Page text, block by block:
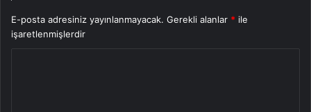
E-posta adresiniz yayınlanmayacak. Gerekli alanlar * ile
işaretlenmişlerdir